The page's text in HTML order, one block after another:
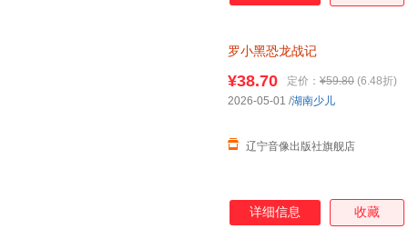
罗小黑恐龙战记
¥38.70 定价： ¥59.80 (6.48折)
辽宁音像出版社旗舰店
2026-05-01 /湖南少儿
详细信息 收藏